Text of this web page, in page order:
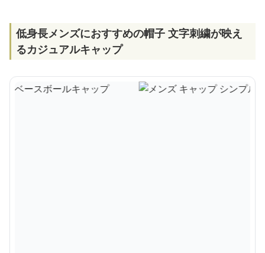
低身長メンズにおすすめの帽子 文字刺繍が映え
るカジュアルキャップ